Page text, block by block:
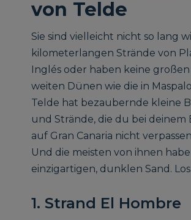
von Telde
Sie sind vielleicht nicht so lang
kilometerlangen Strände von
Inglés oder haben keine
weiten Dünen wie die in
Telde hat bezaubernde kleine
und Strände, die du bei deinem
auf Gran Canaria nicht
Und die meisten von ihnen
einzigartigen, dunklen Sand. Los
1. Strand El Hombre